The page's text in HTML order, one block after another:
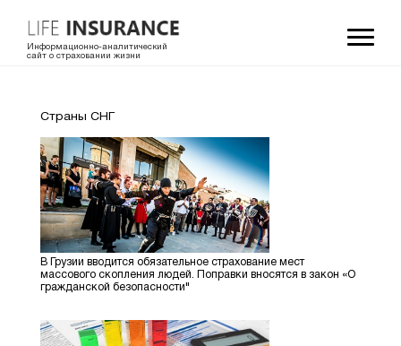
Информационно-аналитический
сайт о страховании жизни
Страны СНГ
В Грузии вводится обязательное страхование мест
массового скопления людей. Поправки вносятся в закон «О
гражданской безопасности"